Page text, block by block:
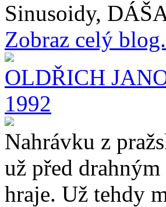
Sinusoidy,
Zobraz celý
OLDŘICH
1992
Nahrávku z
už před
hraje. Už tehdy